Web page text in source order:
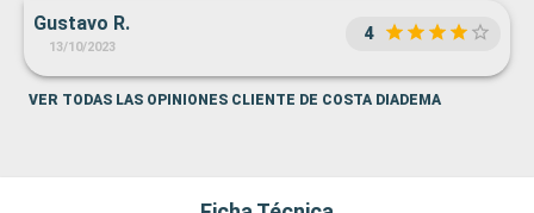
Gustavo R.
13/10/2023
4
VER TODAS LAS OPINIONES CLIENTE DE COSTA DIADEMA